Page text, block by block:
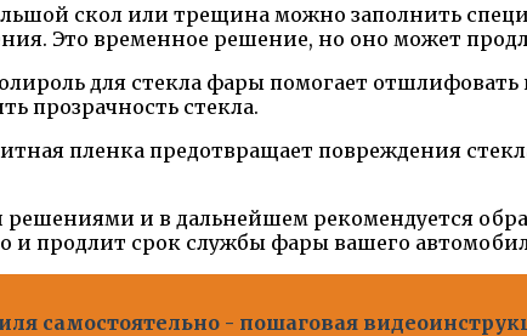
скол или трещина можно заполнить
Это временное решение, но оно может
для стекла фары помогает отшлифовать
прозрачность стекла.
пленка предотвращает повреждения
и в дальнейшем рекомендуется
и продлит срок службы фары вашего
самостоятельно - пошаговая